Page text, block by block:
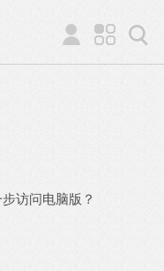
访问电脑版？